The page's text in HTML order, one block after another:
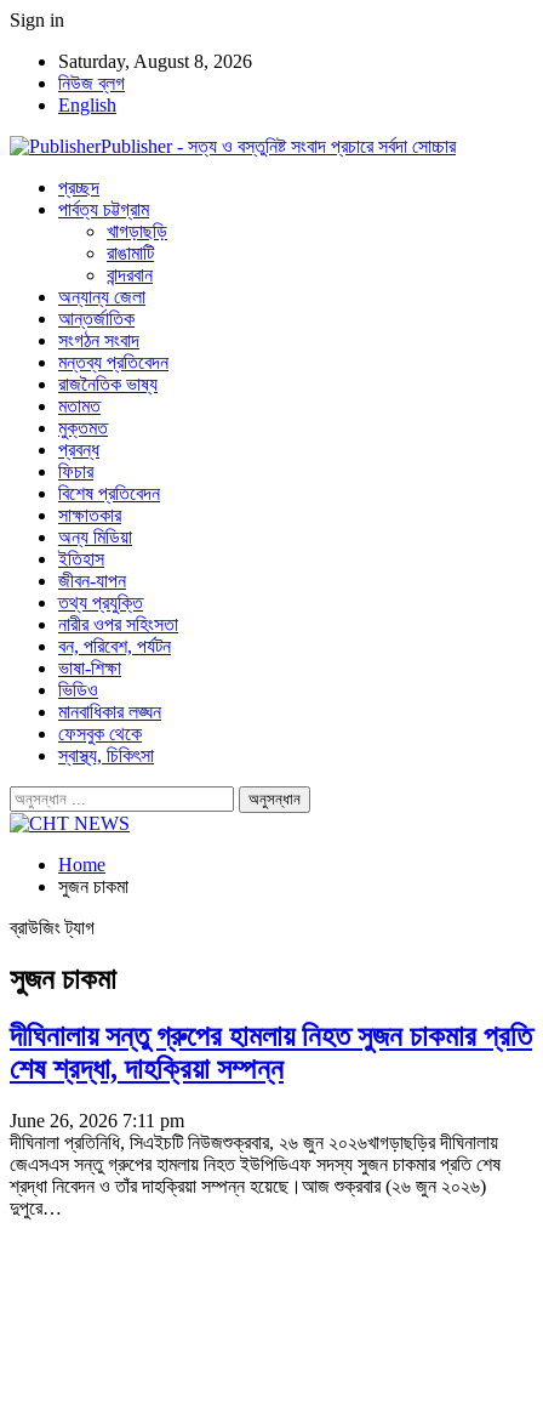
Sign in
Saturday, August 8, 2026
নিউজ ব্লগ
English
Publisher - সত্য ও বস্তুনিষ্ট সংবাদ প্রচারে সর্বদা সোচ্চার
প্রচ্ছদ
পার্বত্য চট্টগ্রাম
খাগড়াছড়ি
রাঙামাটি
বান্দরবান
অন্যান্য জেলা
আন্তর্জাতিক
সংগঠন সংবাদ
মন্তব্য প্রতিবেদন
রাজনৈতিক ভাষ্য
মতামত
মুক্তমত
প্রবন্ধ
ফিচার
বিশেষ প্রতিবেদন
সাক্ষাতকার
অন্য মিডিয়া
ইতিহাস
জীবন-যাপন
তথ্য প্রযুক্তি
নারীর ওপর সহিংসতা
বন, পরিবেশ, পর্যটন
ভাষা-শিক্ষা
ভিডিও
মানবাধিকার লঙ্ঘন
ফেসবুক থেকে
স্বাস্থ্য, চিকিৎসা
Home
সুজন চাকমা
ব্রাউজিং ট্যাগ
সুজন চাকমা
দীঘিনালায় সন্তু গ্রুপের হামলায় নিহত সুজন চাকমার প্রতি
শেষ শ্রদ্ধা, দাহক্রিয়া সম্পন্ন
June 26, 2026 7:11 pm
দীঘিনালা প্রতিনিধি, সিএইচটি নিউজশুক্রবার, ২৬ জুন ২০২৬খাগড়াছড়ির দীঘিনালায়
জেএসএস সন্তু গ্রুপের হামলায় নিহত ইউপিডিএফ সদস্য সুজন চাকমার প্রতি শেষ
শ্রদ্ধা নিবেদন ও তাঁর দাহক্রিয়া সম্পন্ন হয়েছে।আজ শুক্রবার (২৬ জুন ২০২৬)
দুপুরে…